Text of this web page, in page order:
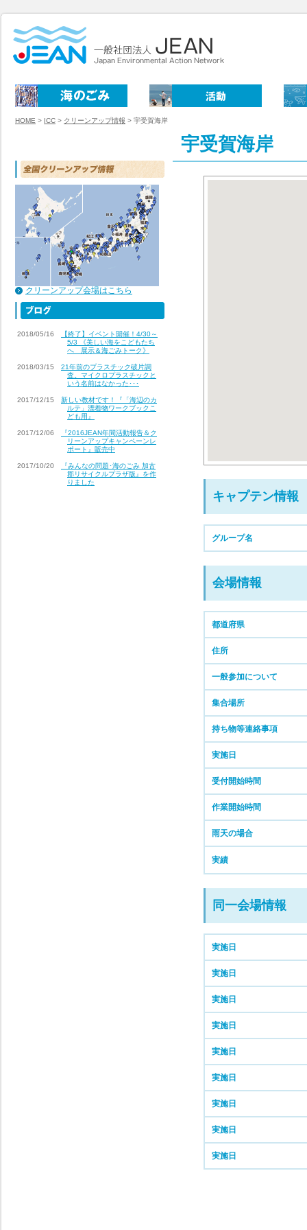
HOME > ICC > クリーンアップ情報 > 宇受賀海岸
宇受賀海岸
キャプテン情報
グループ名
会場情報
都道府県
住所
一般参加について
集合場所
持ち物等連絡事項
実施日
受付開始時間
作業開始時間
雨天の場合
実績
同一会場情報
実施日
実施日
実施日
実施日
実施日
実施日
実施日
実施日
実施日
クリーンアップ会場はこちら
2018/05/16
【終了】イベント開催！4/30～
5/3 《美しい海をこどもたち
へ 展示＆海ごみトーク》
2018/03/15 21年前のプラスチック破片調
査。マイクロプラスチックと
いう名前はなかった･･･
2017/12/15 新しい教材です！『「海辺のカ
ルテ」漂着物ワークブックこ
ども用』
2017/12/06
『2016JEAN年間活動報告＆ク
リーンアップキャンペーンレ
ポート』販売中
2017/10/20
『みんなの問題･海のごみ 加古
郡リサイクルプラザ版』を作
りました